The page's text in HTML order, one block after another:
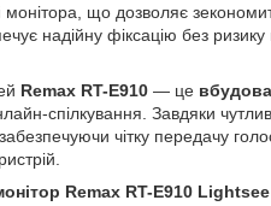
монітора, що дозволяє
надійну фіксацію без
Remax RT-E910 — це
спілкування. Завдяки
, забезпечуючи чітку передачу
Remax RT-E910